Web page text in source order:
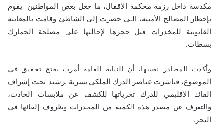
مكدسة داخل رزمة محكمة الإقفال، ما جعل بعض المواطنين يقوم
بإخطار المصالح الأمنية، التي حضرت إلى الشاطئ وقامت بالمعاينة
القانونية للمخدرات قبل حجزها لإحالتها على مصلحة الجمارك
بسطات.
وأكدت المصادر نفسها، أن النيابة العامة أمرت بفتح تحقيق في
الموضوع، فباشرت عناصر الدرك الملكي بسرية برشيد تحت إشراف
القائد الاقليمي للدرك تحرياتها للكشف عن ملابسات الحادث،
والتعرف عن مصدر هذه الكمية من المخدرات وظروف إلقائها في
البحر.